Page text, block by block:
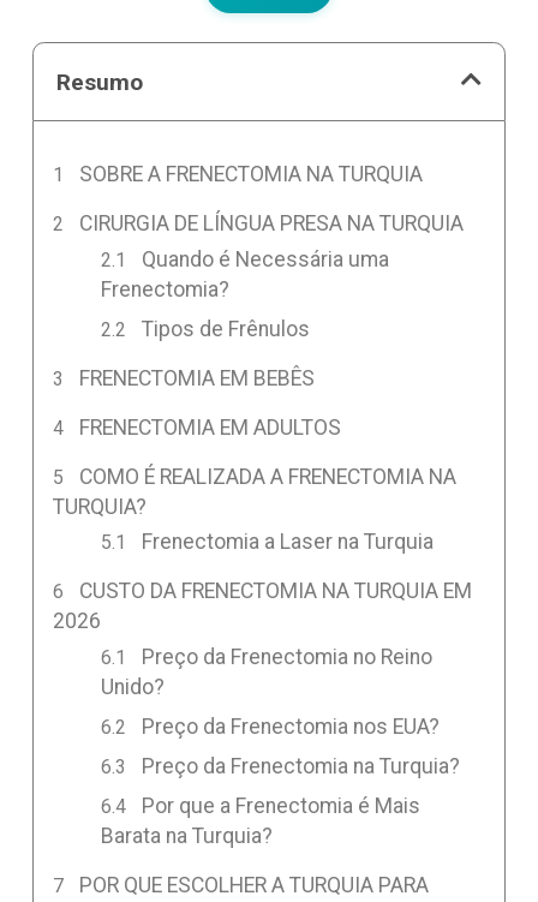
Resumo
SOBRE A FRENECTOMIA NA TURQUIA
CIRURGIA DE LÍNGUA PRESA NA TURQUIA
Quando é Necessária uma
Frenectomia?
Tipos de Frênulos
FRENECTOMIA EM BEBÊS
FRENECTOMIA EM ADULTOS
COMO É REALIZADA A FRENECTOMIA NA
TURQUIA?
Frenectomia a Laser na Turquia
CUSTO DA FRENECTOMIA NA TURQUIA EM
2026
Preço da Frenectomia no Reino
Unido?
Preço da Frenectomia nos EUA?
Preço da Frenectomia na Turquia?
Por que a Frenectomia é Mais
Barata na Turquia?
POR QUE ESCOLHER A TURQUIA PARA